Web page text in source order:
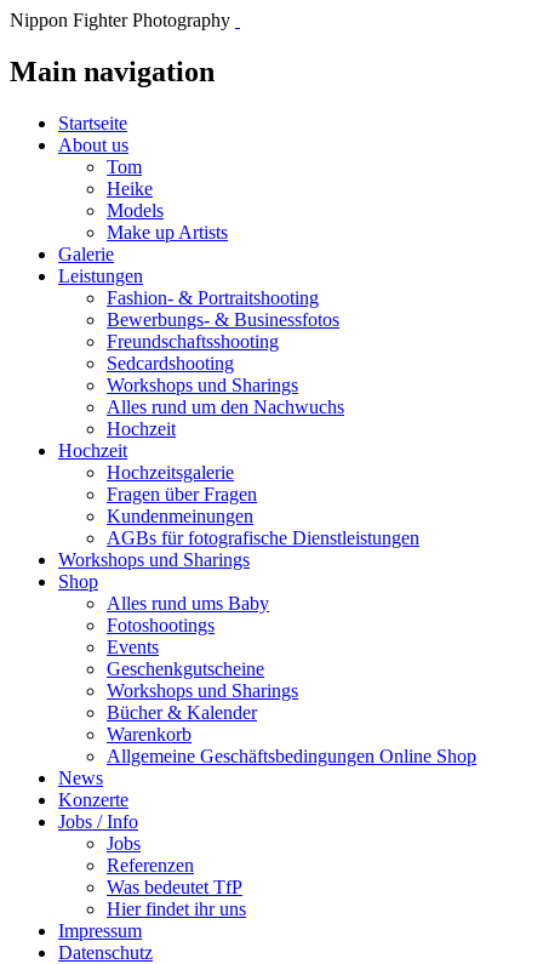
Nippon Fighter Photography
Main navigation
Startseite
About us
Tom
Heike
Models
Make up Artists
Galerie
Leistungen
Fashion- & Portraitshooting
Bewerbungs- & Businessfotos
Freundschaftsshooting
Sedcardshooting
Workshops und Sharings
Alles rund um den Nachwuchs
Hochzeit
Hochzeit
Hochzeitsgalerie
Fragen über Fragen
Kundenmeinungen
AGBs für fotografische Dienstleistungen
Workshops und Sharings
Shop
Alles rund ums Baby
Fotoshootings
Events
Geschenkgutscheine
Workshops und Sharings
Bücher & Kalender
Warenkorb
Allgemeine Geschäftsbedingungen Online Shop
News
Konzerte
Jobs / Info
Jobs
Referenzen
Was bedeutet TfP
Hier findet ihr uns
Impressum
Datenschutz